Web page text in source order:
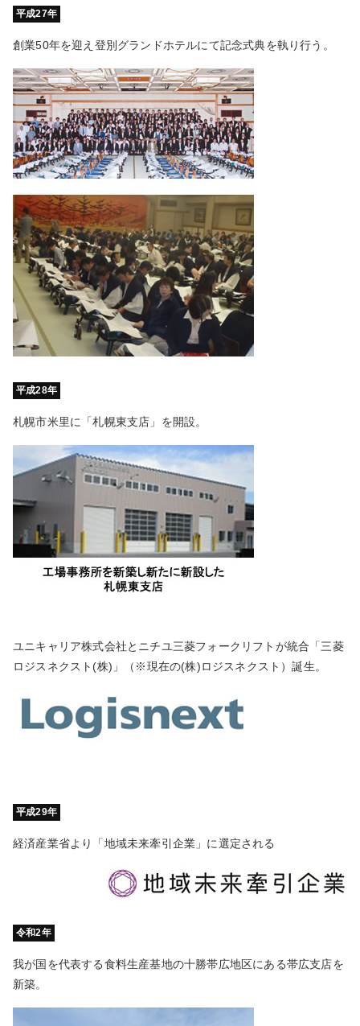
平成27年
創業50年を迎え登別グランドホテルにて記念式典を執り行う。
平成28年
札幌市米里に「札幌東支店」を開設。
ユニキャリア株式会社とニチユ三菱フォークリフトが統合「三菱
ロジスネクスト(株)」（※現在の(株)ロジスネクスト）誕生。
平成29年
経済産業省より「地域未来牽引企業」に選定される
令和2年
我が国を代表する食料生産基地の十勝帯広地区にある帯広支店を
新築。